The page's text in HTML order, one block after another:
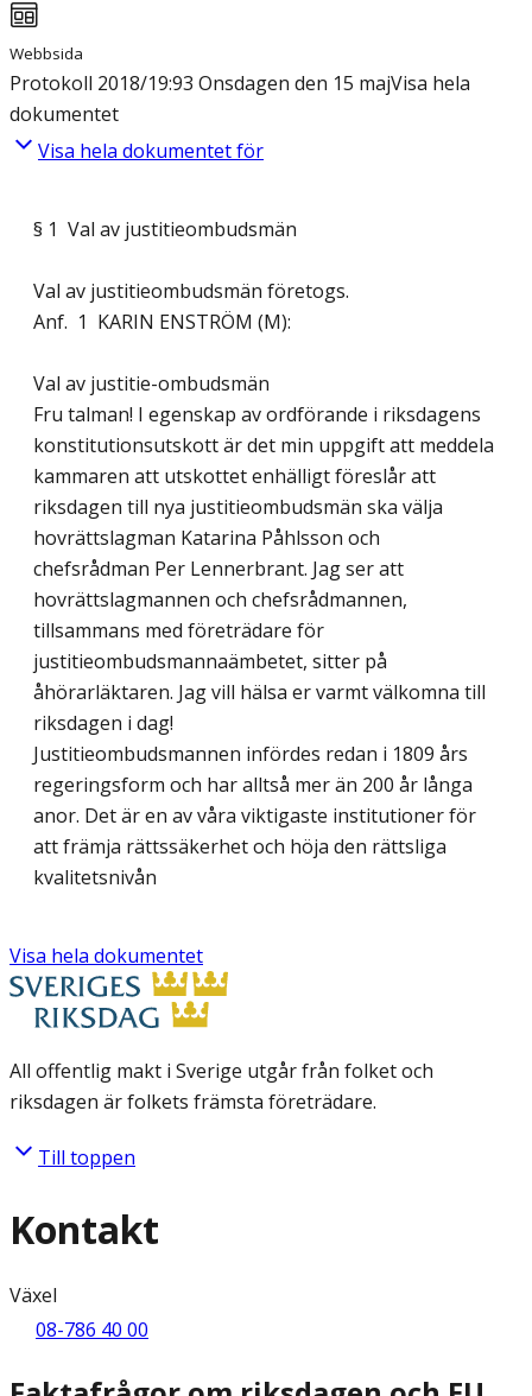
Webbsida
Protokoll 2018/19:93 Onsdagen den 15 majVisa hela
dokumentet
Visa hela dokumentet för
§ 1 Val av justitieombudsmän
Val av justitieombudsmän företogs.
Anf. 1 KARIN ENSTRÖM (M):
Val av justitie-ombudsmän
Fru talman! I egenskap av ordförande i riksdagens
konstitutionsutskott är det min uppgift att meddela
kammaren att utskottet enhälligt föreslår att
riksdagen till nya justitieombudsmän ska välja
hovrättslagman Katarina Påhlsson och
chefsrådman Per Lennerbrant. Jag ser att
hovrättslagmannen och chefsrådmannen,
tillsammans med företrädare för
justitieombudsmannaämbetet, sitter på
åhörarläktaren. Jag vill hälsa er varmt välkomna till
riksdagen i dag!
Justitieombudsmannen infördes redan i 1809 års
regeringsform och har alltså mer än 200 år långa
anor. Det är en av våra viktigaste institutioner för
att främja rättssäkerhet och höja den rättsliga
kvalitetsnivån
Visa hela dokumentet
All offentlig makt i Sverige utgår från folket och
riksdagen är folkets främsta företrädare.
Till toppen
Kontakt
Växel
08-786 40 00